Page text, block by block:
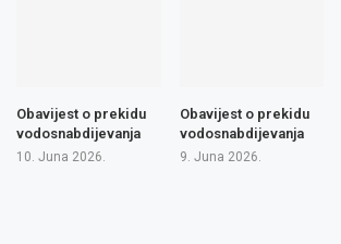
Obavijest o prekidu
vodosnabdijevanja
10. Juna 2026.
Obavijest o prekidu
vodosnabdijevanja
9. Juna 2026.